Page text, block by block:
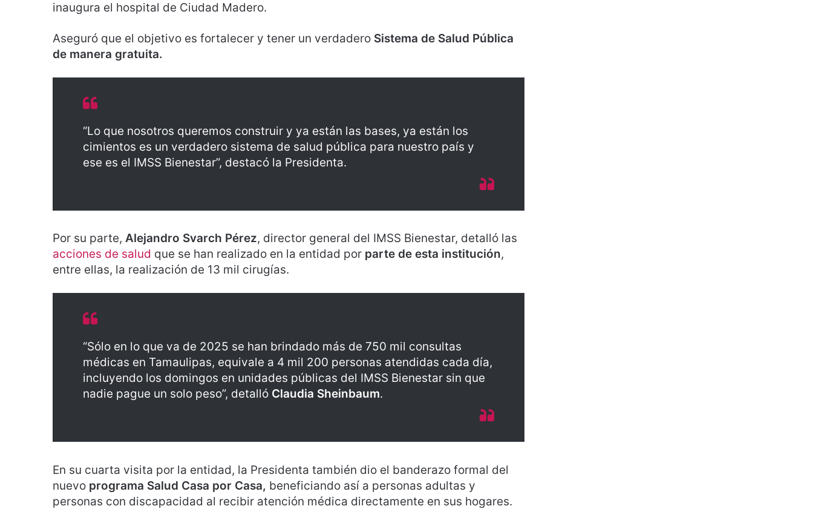
inaugura el hospital de Ciudad Madero.
Aseguró que el objetivo es fortalecer y tener un verdadero Sistema de Salud Pública
de manera gratuita.
“Lo que nosotros queremos construir y ya están las bases, ya están los
cimientos es un verdadero sistema de salud pública para nuestro país y
ese es el IMSS Bienestar”, destacó la Presidenta.
Por su parte, Alejandro Svarch Pérez, director general del IMSS Bienestar, detalló las
acciones de salud que se han realizado en la entidad por parte de esta institución,
entre ellas, la realización de 13 mil cirugías.
“Sólo en lo que va de 2025 se han brindado más de 750 mil consultas
médicas en Tamaulipas, equivale a 4 mil 200 personas atendidas cada día,
incluyendo los domingos en unidades públicas del IMSS Bienestar sin que
nadie pague un solo peso”, detalló Claudia Sheinbaum.
En su cuarta visita por la entidad, la Presidenta también dio el banderazo formal del
nuevo programa Salud Casa por Casa, beneficiando así a personas adultas y
personas con discapacidad al recibir atención médica directamente en sus hogares.